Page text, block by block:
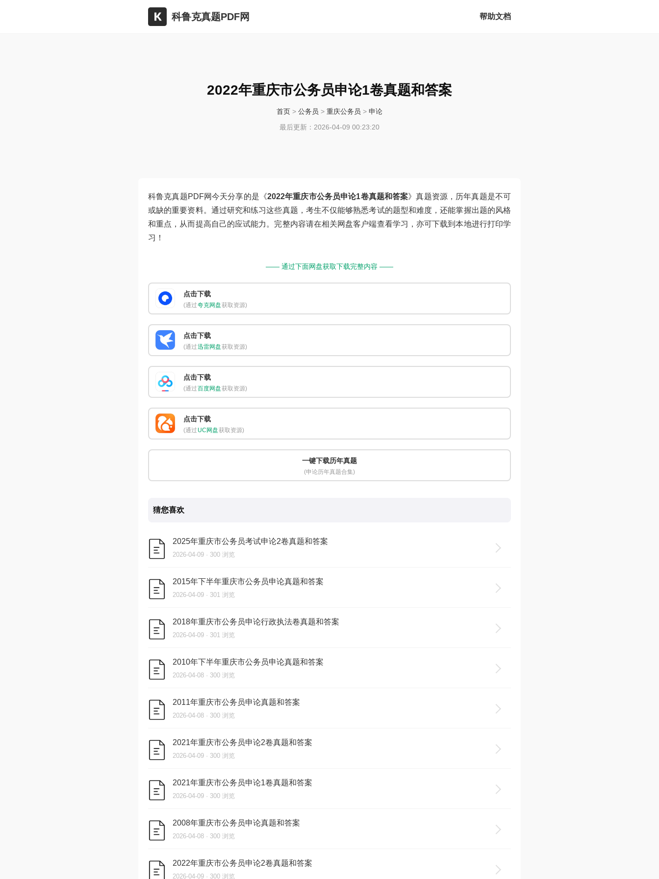
科鲁克真题PDF网 帮助文档
2022年重庆市公务员申论1卷真题和答案
首页 > 公务员 > 重庆公务员 > 申论
最后更新：2026-04-09 00:23:20
科鲁克真题PDF网今天分享的是《2022年重庆市公务员申论1卷真题和答案》真题资源，历年真题是不可
或缺的重要资料。通过研究和练习这些真题，考生不仅能够熟悉考试的题型和难度，还能掌握出题的风格
和重点，从而提高自己的应试能力。完整内容请在相关网盘客户端查看学习，亦可下载到本地进行打印学
习！
—— 通过下面网盘获取下载完整内容 ——
点击下载
(通过夸克网盘获取资源)
点击下载
(通过迅雷网盘获取资源)
点击下载
(通过百度网盘获取资源)
点击下载
(通过 UC网盘获取资源)
一键下载历年真题
(申论历年真题合集)
猜您喜欢
2025年重庆市公务员考试申论2卷真题和答案
2026-04-09 · 300 浏览
2015年下半年重庆市公务员申论真题和答案
2026-04-09 · 301 浏览
2018年重庆市公务员申论行政执法卷真题和答案
2026-04-09 · 301 浏览
2010年下半年重庆市公务员申论真题和答案
2026-04-08 · 300 浏览
2011年重庆市公务员申论真题和答案
2026-04-08 · 300 浏览
2021年重庆市公务员申论2卷真题和答案
2026-04-09 · 300 浏览
2021年重庆市公务员申论1卷真题和答案
2026-04-09 · 300 浏览
2008年重庆市公务员申论真题和答案
2026-04-08 · 300 浏览
2022年重庆市公务员申论2卷真题和答案
2026-04-09 · 300 浏览